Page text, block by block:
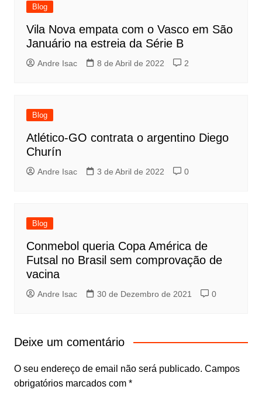
Blog
Vila Nova empata com o Vasco em São
Januário na estreia da Série B
Andre Isac 8 de Abril de 2022 2
Blog
Atlético-GO contrata o argentino Diego
Churín
Andre Isac 3 de Abril de 2022 0
Blog
Conmebol queria Copa América de
Futsal no Brasil sem comprovação de
vacina
Andre Isac 30 de Dezembro de 2021 0
Deixe um comentário
O seu endereço de email não será publicado. Campos
obrigatórios marcados com *